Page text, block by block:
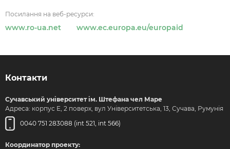
Посилання на веб-ресурси:
www.ro-ua.net www.ec.europa.eu/europaid
Контакти
Сучавський університет ім. Штефана чел Маре
Адреса: корпус Е, 2 поверх, вул Університетська, 13, Сучава, Румунія
0040 751 283088 (int 521, int 566)
Координатор проекту: